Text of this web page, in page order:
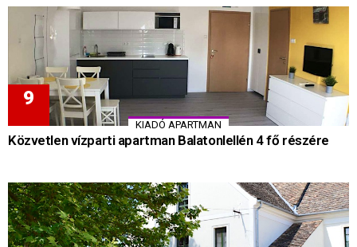
KIADÓ APARTMAN
Közvetlen vízparti apartman Balatonlellén 4 fő részére